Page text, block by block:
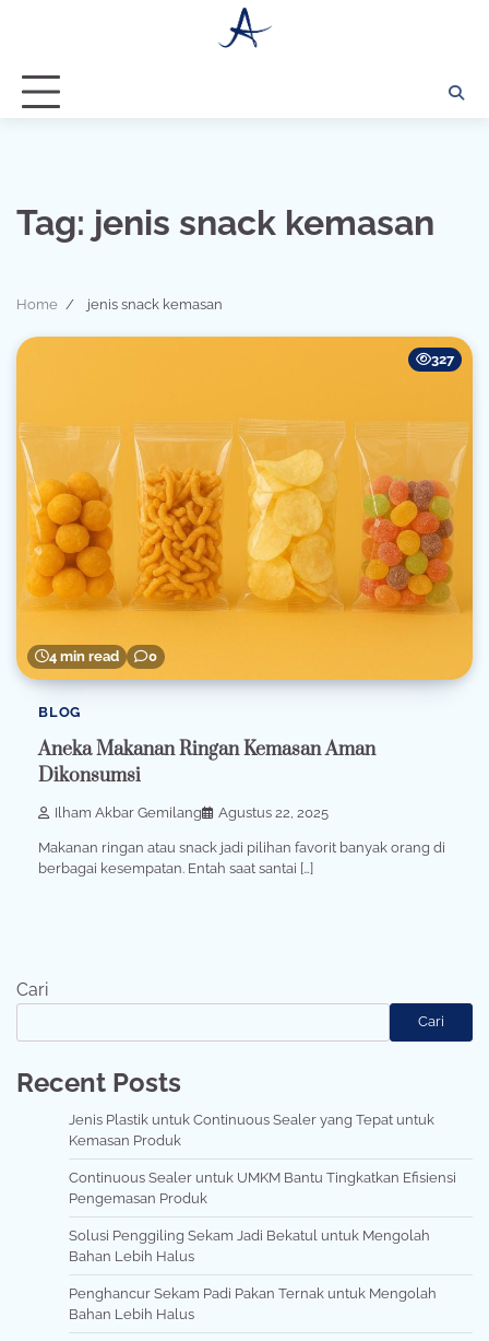
Tag: jenis snack kemasan
Home jenis snack kemasan
4 min read 0
327
BLOG
Aneka Makanan Ringan Kemasan Aman
Dikonsumsi
Ilham Akbar Gemilang Agustus 22, 2025
Makanan ringan atau snack jadi pilihan favorit banyak orang di
berbagai kesempatan. Entah saat santai […]
Cari
Cari
Recent Posts
Jenis Plastik untuk Continuous Sealer yang Tepat untuk
Kemasan Produk
Continuous Sealer untuk UMKM Bantu Tingkatkan Efisiensi
Pengemasan Produk
Solusi Penggiling Sekam Jadi Bekatul untuk Mengolah
Bahan Lebih Halus
Penghancur Sekam Padi Pakan Ternak untuk Mengolah
Bahan Lebih Halus